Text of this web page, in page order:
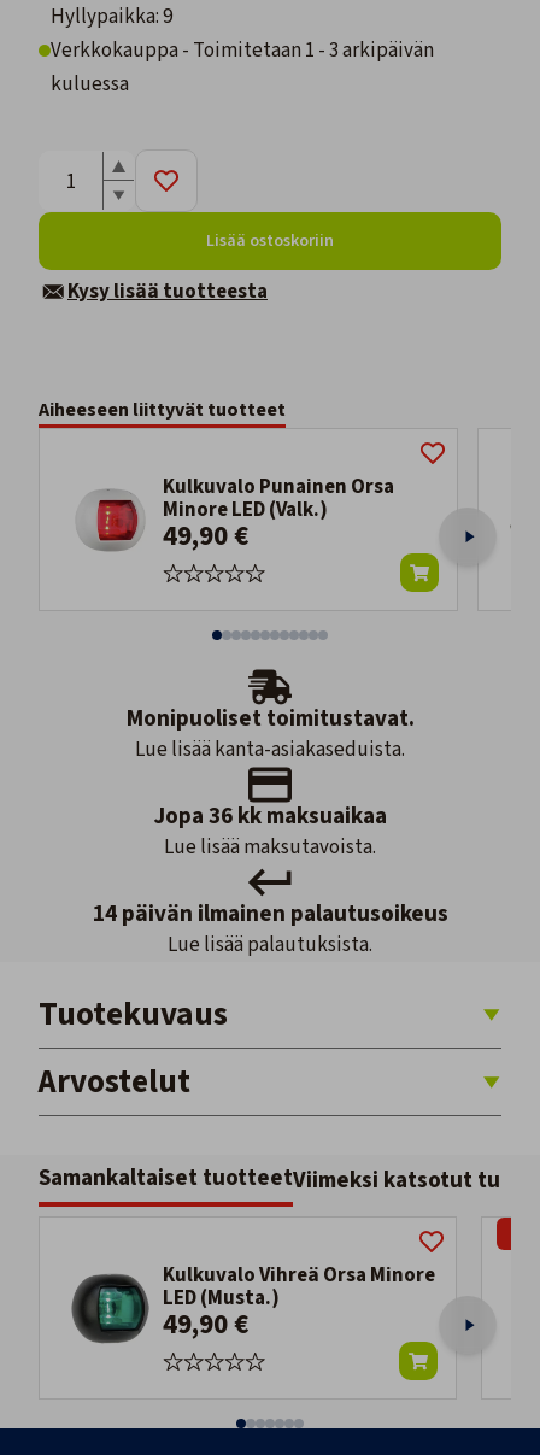
Hyllypaikka: 9
Verkkokauppa - Toimitetaan 1 - 3 arkipäivän
kuluessa
Lisää ostoskoriin
Kysy lisää tuotteesta
Aiheeseen liittyvät tuotteet
Kulkuvalo Punainen Orsa
Minore LED (Valk.)
49,90 €
Monipuoliset toimitustavat.
Lue lisää kanta-asiakaseduista.
Jopa 36 kk maksuaikaa
Lue lisää maksutavoista.
14 päivän ilmainen palautusoikeus
Lue lisää palautuksista.
Tuotekuvaus
Arvostelut
Samankaltaiset tuotteetViimeksi katsotut
Kulkuvalo Vihreä Orsa Minore
LED (Musta.)
49,90 €